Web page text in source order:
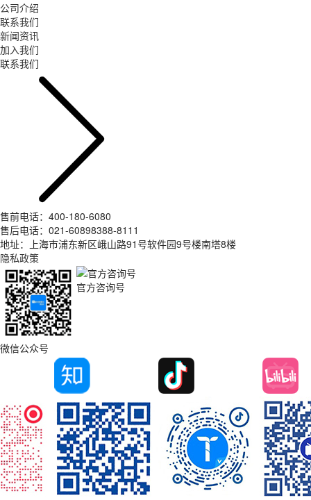
公司介绍
联系我们
新闻资讯
加入我们
联系我们
售前电话：400-180-6080
售后电话：021-60898388-8111
地址：上海市浦东新区峨山路91号软件园9号楼南塔8楼
隐私政策
微信公众号
官方咨询号